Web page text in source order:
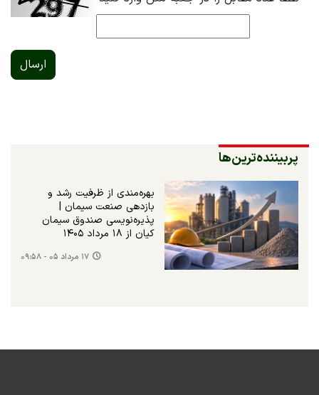
ارسال
پربیننده‌ترین‌ها
بهره‌مندی از ظرفیت رشد و
بازدهی صنعت سیمان |
پذیره‌نویسی صندوق سیمان
کیان از ۱۸ مرداد ۱۴۰۵
۱۷ مرداد ۰۵ - ۰۹:۵۸